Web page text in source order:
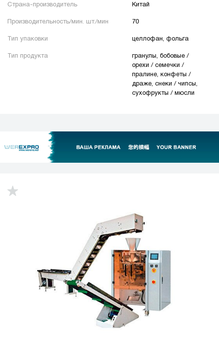
Страна-производитель Китай
Производительность/мин. шт./мин 70
Тип упаковки целлофан, фольга
Тип продукта
гранулы, бобовые /
орехи / семечки /
пралине, конфеты /
драже, снеки / чипсы,
сухофрукты / мюсли